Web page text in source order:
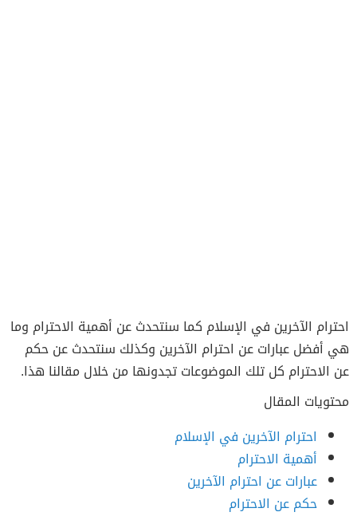
احترام الآخرين في الإسلام كما سنتحدث عن أهمية الاحترام وما
هي أفضل عبارات عن احترام الآخرين وكذلك سنتحدث عن حكم
عن الاحترام كل تلك الموضوعات تجدونها من خلال مقالنا هذا.
محتويات المقال
احترام الآخرين في الإسلام
أهمية الاحترام
عبارات عن احترام الآخرين
حكم عن الاحترام